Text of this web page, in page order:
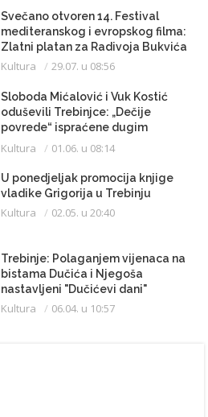
Svečano otvoren 14. Festival
mediteranskog i evropskog filma:
Zlatni platan za Radivoja Bukvića
Kultura 29.07. u 08:56
Sloboda Mićalović i Vuk Kostić
oduševili Trebinjce: „Dečije
povrede“ ispraćene dugim
aplauzom
Kultura 01.06. u 08:14
U ponedjeljak promocija knjige
vladike Grigorija u Trebinju
Kultura 02.05. u 20:40
Trebinje: Polaganjem vijenaca na
bistama Dučića i Njegoša
nastavljeni "Dučićevi dani"
Kultura 06.04. u 10:57